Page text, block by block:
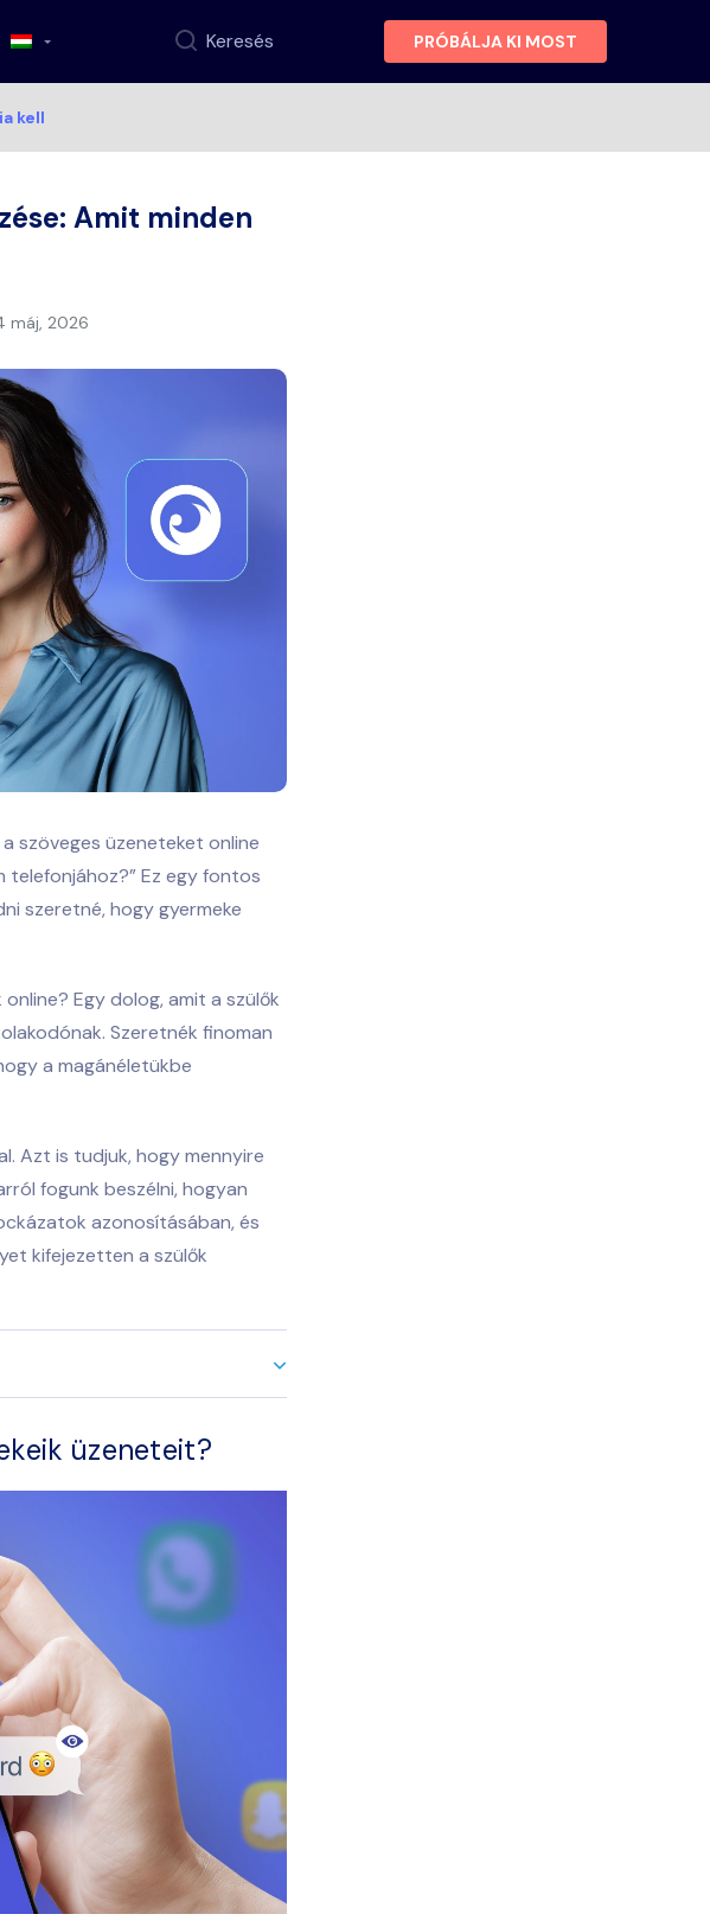
Keresés PRÓBÁLJA KI MOST
kell
Amit minden
máj, 2026
szöveges üzeneteket online
telefonjához?” Ez egy fontos
szeretné, hogy gyermeke
Egy dolog, amit a szülők
Szeretnék finoman
a magánéletükbe
Azt is tudjuk, hogy mennyire
fogunk beszélni, hogyan
azonosításában, és
kifejezetten a szülők
üzeneteit?